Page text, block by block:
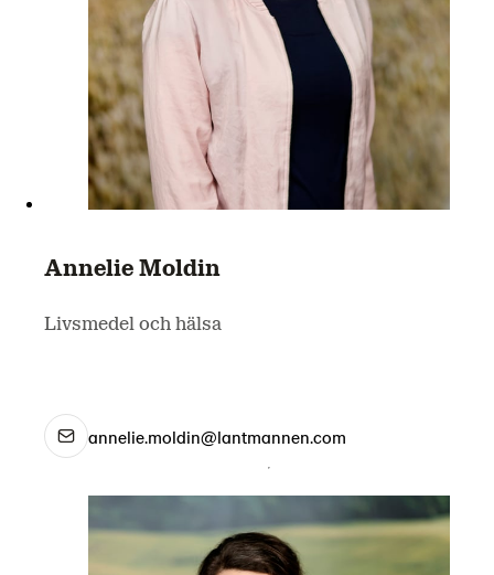
Annelie Moldin
Livsmedel och hälsa
annelie.moldin@lantmannen.com